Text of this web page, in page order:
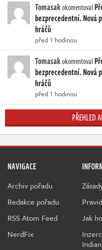
Tomasakokomentoval
bezprecedentní. Nová
hráčů
před 1 hodinou
Tomasakokomentoval
bezprecedentní. Nová
hráčů
před 1 hodinou
PŘEHLED
NAVIGACE
Archiv pořadu
Redakce pořadu
RSS Atom Feed
NerdFix
Jak